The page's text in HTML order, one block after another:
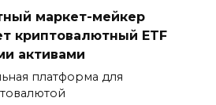
маркет-мейкер
криптовалютный ETF
активами
платформа для